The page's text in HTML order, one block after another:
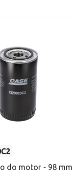
do motor - 98 mm